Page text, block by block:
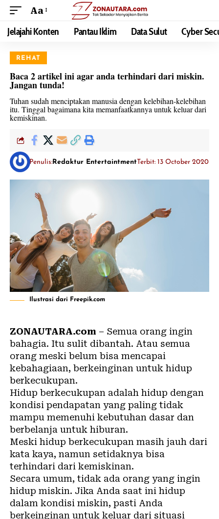
Aa
Jelajahi Konten Pantau Iklim Data Sulut Cyber
REHAT
Baca 2 artikel ini agar anda terhindari dari miskin.
Jangan tunda!
Tuhan sudah menciptakan manusia dengan kelebihan-kelebihan
itu. Tinggal bagaimana kita memanfaatkannya untuk keluar dari
kemiskinan.
Penulis: Redaktur EntertaintmentTerbit: 13 October 2020
Ilustrasi dari Freepik.com
ZONAUTARA.com – Semua orang ingin
bahagia. Itu sulit dibantah. Atau semua
orang meski belum bisa mencapai
kebahagiaan, berkeinginan untuk hidup
berkecukupan.
Hidup berkecukupan adalah hidup dengan
kondisi pendapatan yang paling tidak
mampu memenuhi kebutuhan dasar dan
berbelanja untuk hiburan.
Meski hidup berkecukupan masih jauh dari
kata kaya, namun setidaknya bisa
terhindari dari kemiskinan.
Secara umum, tidak ada orang yang ingin
hidup miskin. Jika Anda saat ini hidup
dalam kondisi miskin, pasti Anda
berkeinginan untuk keluar dari situasi